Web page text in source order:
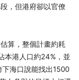
，但港府卻以官僚
算，整個計畫約耗
本港人口約24% ，並
海口說能找出1500